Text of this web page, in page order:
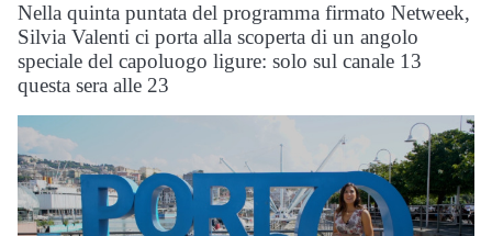
Nella quinta puntata del programma firmato Netweek,
Silvia Valenti ci porta alla scoperta di un angolo
speciale del capoluogo ligure: solo sul canale 13
questa sera alle 23